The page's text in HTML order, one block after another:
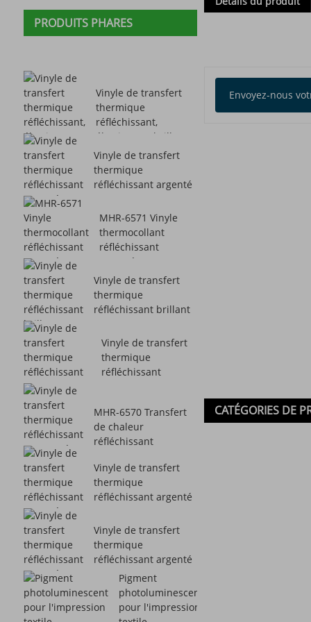
PRODUITS PHARES
Vinyle de transfert
thermique
réfléchissant,
élastique et brillant
MHR-6272
Vinyle de transfert
thermique
réfléchissant argenté
MHR-6571 Vinyle
thermocollant
réfléchissant
argenté avec
support adhésif
Vinyle de transfert
thermique
réfléchissant brillant
Vinyle de transfert
thermique
réfléchissant
MHR-6570 Transfert
de chaleur
réfléchissant
Vinyle de transfert
thermique
réfléchissant argenté
Vinyle de transfert
thermique
réfléchissant argenté
MHR-6371
Pigment
photoluminescent
pour l'impression
Envoyez-nous
CATÉGORIES DE